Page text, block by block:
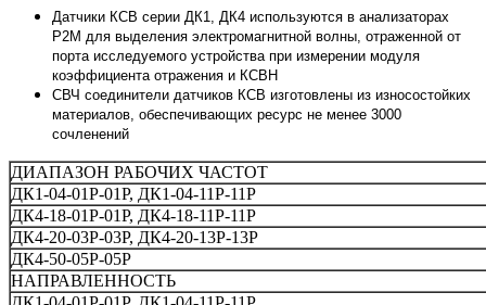
Датчики КСВ серии ДК1, ДК4 используются в анализаторах
Р2М для выделения электромагнитной волны, отраженной от
порта исследуемого устройства при измерении модуля
коэффициента отражения и КСВН
СВЧ соединители датчиков КСВ изготовлены из износостойких
материалов, обеспечивающих ресурс не менее 3000
сочленений
ДИАПАЗОН РАБОЧИХ ЧАСТОТ
ДК1-04-01Р-01Р, ДК1-04-11Р-11Р
ДК4-18-01Р-01Р, ДК4-18-11Р-11Р
ДК4-20-03Р-03Р, ДК4-20-13Р-13Р
ДК4-50-05Р-05Р
НАПРАВЛЕННОСТЬ